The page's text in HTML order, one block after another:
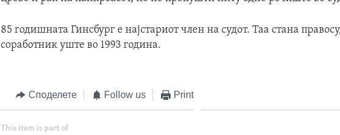
85 годишната Гинсбург е најстариот член на судот. Таа стана
соработник уште во 1993 година.
Споделете Follow us Print
This item is part of